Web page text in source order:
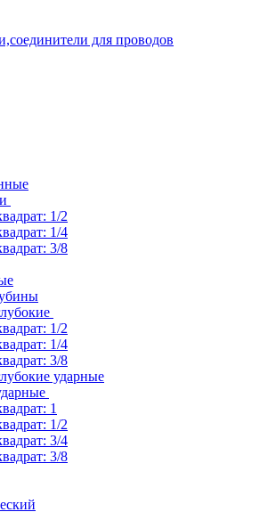
для проводов
1/2
1/4
3/8
1/2
1/4
3/8
ударные
1
1/2
3/4
3/8